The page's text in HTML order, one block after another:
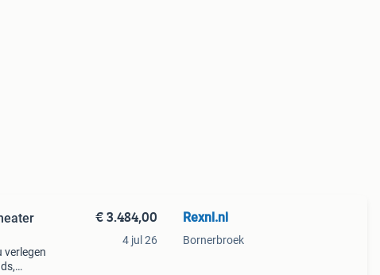
verlegen
€ 3.484,00
4 jul 26
Rexnl.nl
Bornerbroek